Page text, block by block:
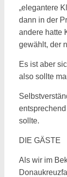
„elegantere
dann in der
andere hatte
gewählt, der
Es ist aber
also sollte
sollte.
DIE GÄSTE
Als wir im